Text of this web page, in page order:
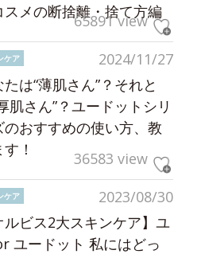
スメの断捨離・捨て方編
65891 view
2024/11/27
ケア
たは“薄肌さん”？それと
肌さん”？ユードットシリ
のおすすめの使い方、教
！
36583 view
2023/08/30
ケア
ルビス2大スキンケア】ユ
ユードット 私にはどっ